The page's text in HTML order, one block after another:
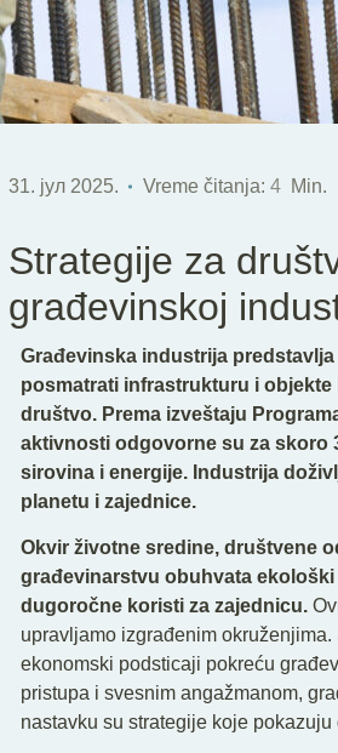
31. јул 2025. Vreme čitanja: 4 Min.
Strategije za
građevinskoj
Građevinska industrija
posmatrati infrastrukturu i
društvo. Prema izveštaju
aktivnosti odgovorne su za skoro
sirovina i energije. Industrija
planetu i zajednice.
Okvir životne sredine, društvene
građevinarstvu obuhvata
dugoročne koristi za zajednicu.
upravljamo izgrađenim
ekonomski podsticaji pokreću
pristupa i svesnim angažmanom,
nastavku su strategije koje